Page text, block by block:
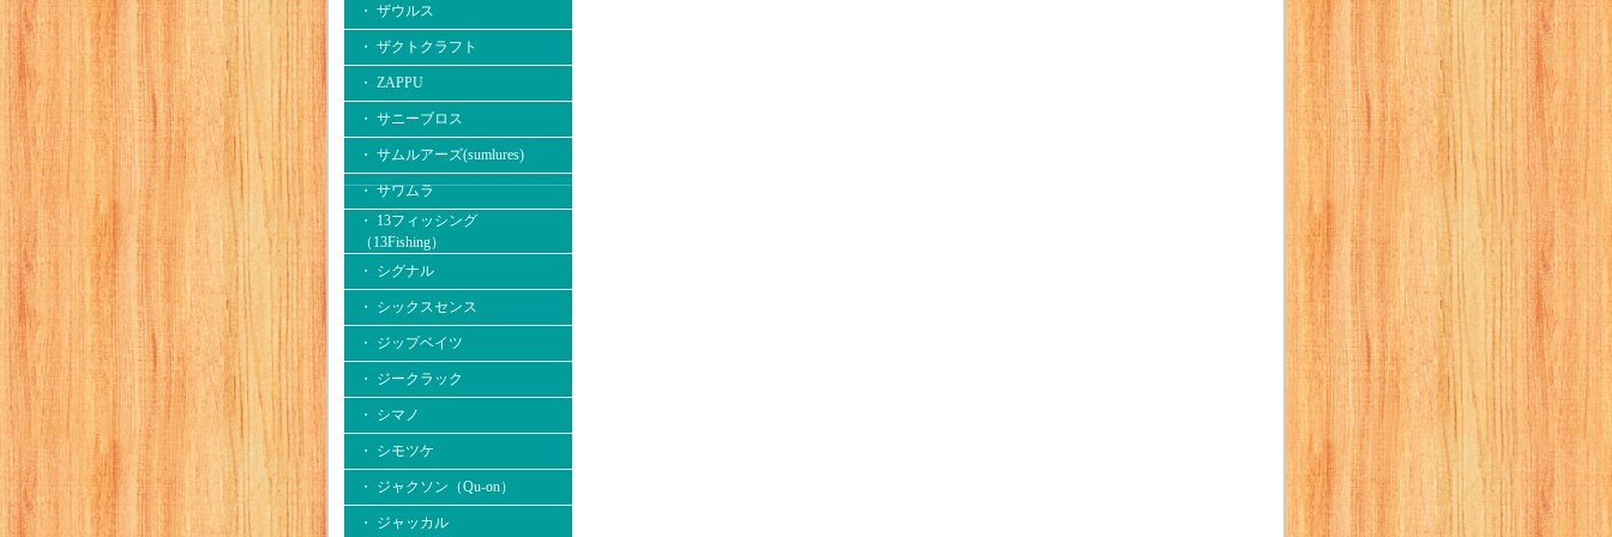
・ ザウルス
・ ザクトクラフト
・ ZAPPU
・ サニーブロス
・ サムルアーズ(sumlures)
・ サワムラ
・ 13フィッシング
（13Fishing）
・ シグナル
・ シックスセンス
・ ジップベイツ
・ ジークラック
・ シマノ
・ シモツケ
・ ジャクソン（Qu-on）
・ ジャッカル